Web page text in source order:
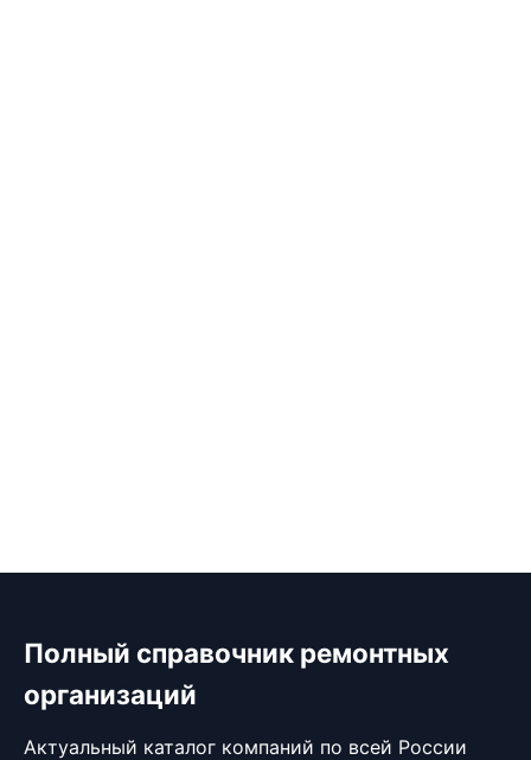
Полный справочник ремонтных
организаций
Актуальный каталог компаний по всей России